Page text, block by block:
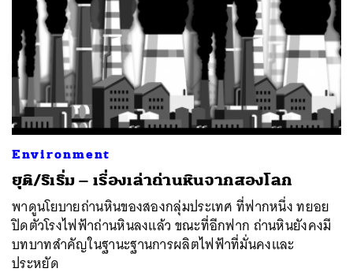
Environment
ยุติ/ริเริ่ม – เรื่องเล่าถ่านหินจากสองโลก
พาดูนโยบายถ่านหินของสองกลุ่มประเทศ ที่ฟากหนึ่ง ทยอย
ปิดตัวโรงไฟฟ้าถ่านหินลงแล้ว ขณะที่อีกฟาก ถ่านหินยังคงมี
บทบาทสำคัญในฐานะฐานการผลิตไฟฟ้าที่มั่นคงและ
ประหยัด
ค้นหา
SHARE TWEET LINE EMAIL